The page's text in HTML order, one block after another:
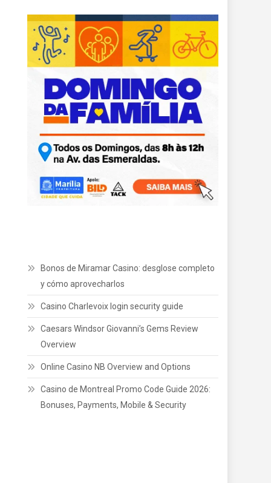
Bonos de Miramar Casino: desglose completo
y cómo aprovecharlos
Casino Charlevoix login security guide
Caesars Windsor Giovanni’s Gems Review
Overview
Online Casino NB Overview and Options
Casino de Montreal Promo Code Guide 2026:
Bonuses, Payments, Mobile & Security